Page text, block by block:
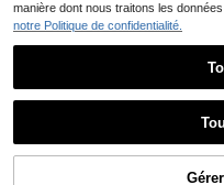
Bonnet de douche pour cheveux
cs, motif géométrique, fibre de
manière dont nous traitons les
notre Politique de confidentialité.